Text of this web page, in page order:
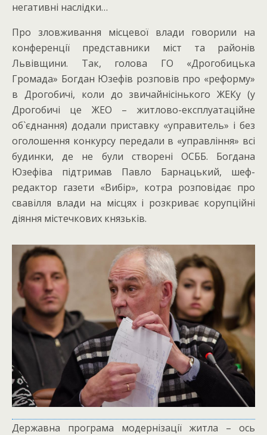
негативні наслідки…
Про зловживання місцевої влади говорили на
конференції представники міст та районів
Львівщини. Так, голова ГО «Дрогобицька
Громада» Богдан Юзефів розповів про «реформу»
в Дрогобичі, коли до звичайнісінького ЖЕКу (у
Дрогобичі це ЖЕО – житлово-експлуатаційне
об`єднання) додали приставку «управитель» і без
оголошення конкурсу передали в «управління» всі
будинки, де не були створені ОСББ. Богдана
Юзефіва підтримав Павло Барнацький, шеф-
редактор газети «Вибір», котра розповідає про
свавілля влади на місцях і розкриває корупційні
діяння містечкових князьків.
Державна програма модернізації житла – ось